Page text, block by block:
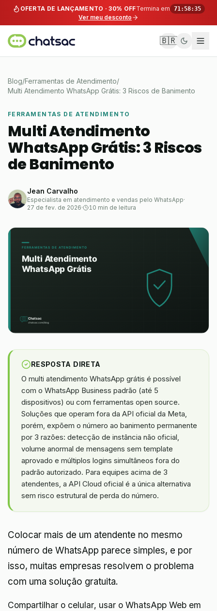
Pular para o conteúdo
OFERTA DE LANÇAMENTO · 30% OFFTermina em 71:58:35
Ver meu desconto
🇧🇷
Blog/Ferramentas de Atendimento/
Multi Atendimento WhatsApp Grátis: 3 Riscos de Banimento
FERRAMENTAS DE ATENDIMENTO
Multi Atendimento
WhatsApp Grátis: 3 Riscos
de Banimento
Jean Carvalho
Especialista em atendimento e vendas pelo WhatsApp·
27 de fev. de 2026· 10 min de leitura
RESPOSTA DIRETA
O multi atendimento WhatsApp grátis é possível
com o WhatsApp Business padrão (até 5
dispositivos) ou com ferramentas open source.
Soluções que operam fora da API oficial da Meta,
porém, expõem o número ao banimento permanente
por 3 razões: detecção de instância não oficial,
volume anormal de mensagens sem template
aprovado e múltiplos logins simultâneos fora do
padrão autorizado. Para equipes acima de 3
atendentes, a API Cloud oficial é a única alternativa
sem risco estrutural de perda do número.
Colocar mais de um atendente no mesmo
número de WhatsApp parece simples, e por
isso, muitas empresas resolvem o problema
com uma solução gratuita.
Compartilhar o celular, usar o WhatsApp Web em